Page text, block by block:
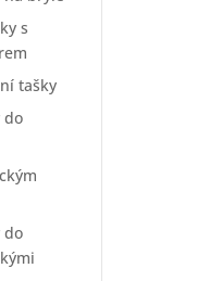
s
tašky
do
do